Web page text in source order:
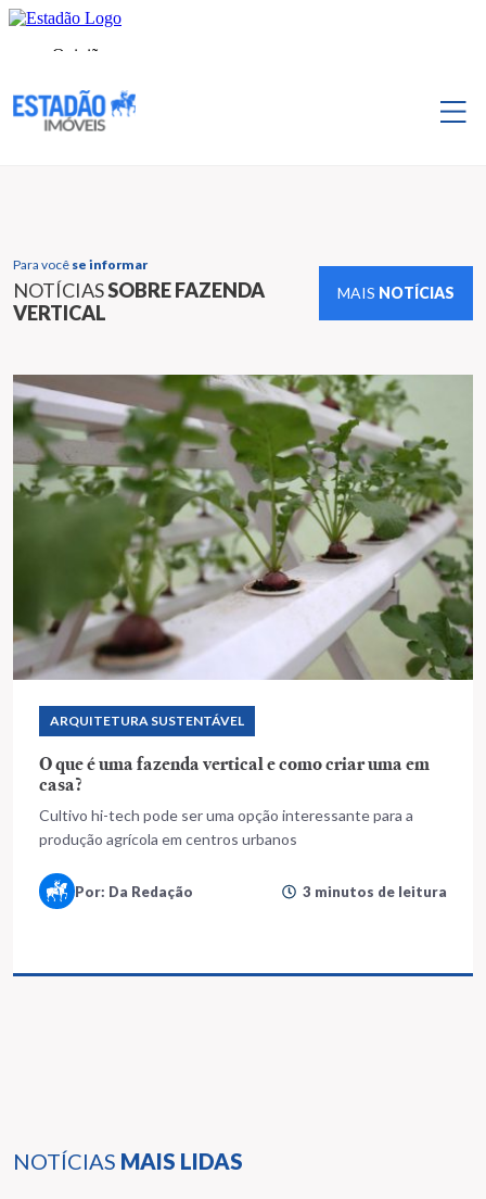
Para você se informar
NOTÍCIASSOBRE FAZENDA
VERTICAL
MAIS NOTÍCIAS
NOTÍCIAS MAIS LIDAS
ARQUITETURA SUSTENTÁVEL
O que é uma fazenda vertical e como criar uma em
casa?
Cultivo hi-tech pode ser uma opção interessante para a
produção agrícola em centros urbanos
Por: Da Redação 3 minutos de leitura